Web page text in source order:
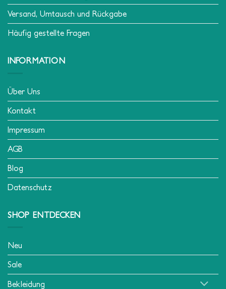
Versand, Umtausch und Rückgabe
Häufig gestellte Fragen
INFORMATION
Über Uns
Kontakt
Impressum
AGB
Blog
Datenschutz
SHOP ENTDECKEN
Neu
Sale
Bekleidung